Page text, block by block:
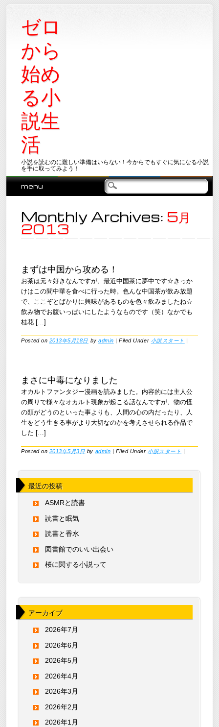
ゼロ
から
始め
る小
説生
活
小説を読むのに難しい準備はいらない！今からでもすぐに気になる小説
を手に取ってみよう！
Main menu
Skip
menu
Monthly Archives: 5月
2013
まずは中国から攻める！
お茶は元々好きなんですが、最近中国茶に夢中です☆きっか
けはこの間中華を食べに行った時。色んな中国茶が飲み放題
で、ここぞとばかりに興味があるものを色々飲みましたね☆
飲み物でお腹いっぱいにしたようなものです（笑）なかでも
桂花 […]
Posted on 2013年5月18日 byadmin |Filed Under 小説スタート |
まさに中毒になりました
オカルトファンタジー漫画を読みました。内容的には主人公
の周りで様々なオカルト現象が起こる話なんですが、物の怪
の類がどうのといった事よりも、人間の心の内だったり、人
生をどう生きる事がより大切なのかを考えさせられる作品で
した […]
Posted on 2013年5月3日 by admin | Filed Under小説スタート |
最近の投稿
ASMRと読書
読書と眠気
読書と香水
図書館でのいい出会い
桜に関する小説って
アーカイブ
2026年7月
2026年6月
2026年5月
2026年4月
2026年3月
2026年2月
2026年1月